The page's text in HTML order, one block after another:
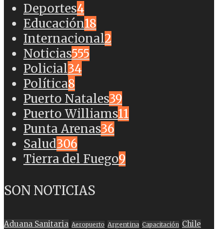
Deportes4
Educación18
Internacional2
Noticias555
Policial34
Política8
Puerto Natales39
Puerto Williams11
Punta Arenas36
Salud306
Tierra del Fuego9
SON NOTICIAS
Aduana Sanitaria Aeropuerto Argentina Capacitación Chile